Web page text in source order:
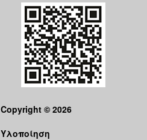
Copyright © 2026
Υλοποίηση